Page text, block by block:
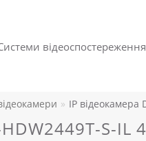
відеоспостереження
IP відеокамера
HDW2449T-S-